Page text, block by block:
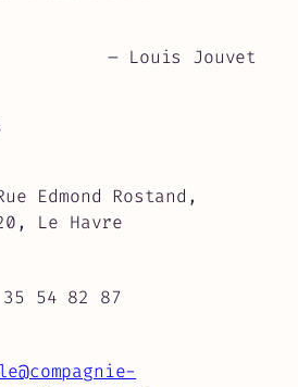
– Louis Jouvet
Edmond Rostand,
Le Havre
54 82 87